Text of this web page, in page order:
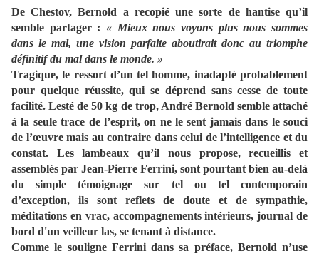
De Chestov, Bernold a recopié une sorte de hantise qu’il
semble partager : « Mieux nous voyons plus nous sommes
dans le mal, une vision parfaite aboutirait donc au triomphe
définitif du mal dans le monde. »
Tragique, le ressort d’un tel homme, inadapté probablement
pour quelque réussite, qui se déprend sans cesse de toute
facilité. Lesté de 50 kg de trop, André Bernold semble attaché
à la seule trace de l’esprit, on ne le sent jamais dans le souci
de l’œuvre mais au contraire dans celui de l’intelligence et du
constat. Les lambeaux qu’il nous propose, recueillis et
assemblés par Jean-Pierre Ferrini, sont pourtant bien au-delà
du simple témoignage sur tel ou tel contemporain
d’exception, ils sont reflets de doute et de sympathie,
méditations en vrac, accompagnements intérieurs, journal de
bord d'un veilleur las, se tenant à distance.
Comme le souligne Ferrini dans sa préface, Bernold n’use